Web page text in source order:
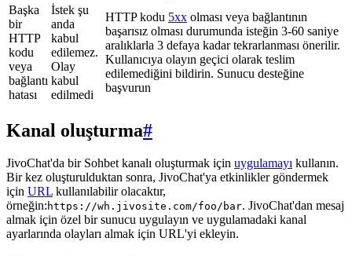
Başka
bir
HTTP
kodu
veya
bağlantı
hatası
İstek şu
anda
kabul
edilemez.
Olay
kabul
edilmedi
HTTP kodu 5xx olması veya bağlantının
başarısız olması durumunda isteğin 3-60 saniye
aralıklarla 3 defaya kadar tekrarlanması önerilir.
Kullanıcıya olayın geçici olarak teslim
edilemediğini bildirin. Sunucu desteğine
başvurun
Kanal oluşturma#
JivoChat'da bir Sohbet kanalı oluşturmak için uygulamayı kullanın.
Bir kez oluşturulduktan sonra, JivoChat'ya etkinlikler göndermek
için URL kullanılabilir olacaktır,
örneğin: https://wh.jivosite.com/foo/bar. JivoChat'dan mesaj
almak için özel bir sunucu uygulayın ve uygulamadaki kanal
ayarlarında olayları almak için URL'yi ekleyin.